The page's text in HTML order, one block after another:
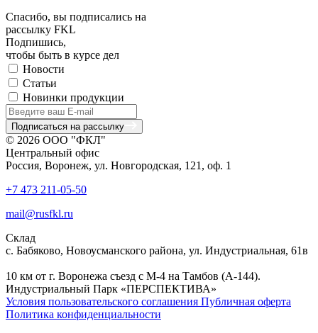
Спасибо, вы подписались на
рассылку FKL
Подпишись,
чтобы быть в курсе дел
Новости
Статьи
Новинки продукции
Подписаться на рассылку
© 2026 ООО "ФКЛ"
Центральный офис
Россия, Воронеж, ул. Новгородская, 121, оф. 1
+7 473 211-05-50
mail@rusfkl.ru
Склад
с. Бабяково, Новоусманского района, ул. Индустриальная, 61в
10 км от г. Воронежа съезд с М-4 на Тамбов (А-144).
Индустриальный Парк «ПЕРСПЕКТИВА»
Условия пользовательского соглашения Публичная оферта
Политика конфиденциальности